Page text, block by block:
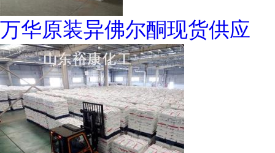
万华原装异佛尔酮现货供应